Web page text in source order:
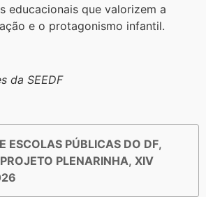
educacionais que valorizem a
e o protagonismo infantil.
da SEEDF
ESCOLAS PÚBLICAS DO DF,
PROJETO PLENARINHA, XIV